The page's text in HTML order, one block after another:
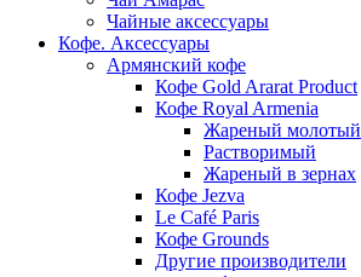
Чайные аксессуары
Кофе. Аксессуары
Армянский кофе
Кофе Gold Ararat Product
Кофе Royal Armenia
Жареный молотый
Растворимый
Жареный в зернах
Кофе Jezva
Le Café Paris
Кофе Grounds
Другие производители